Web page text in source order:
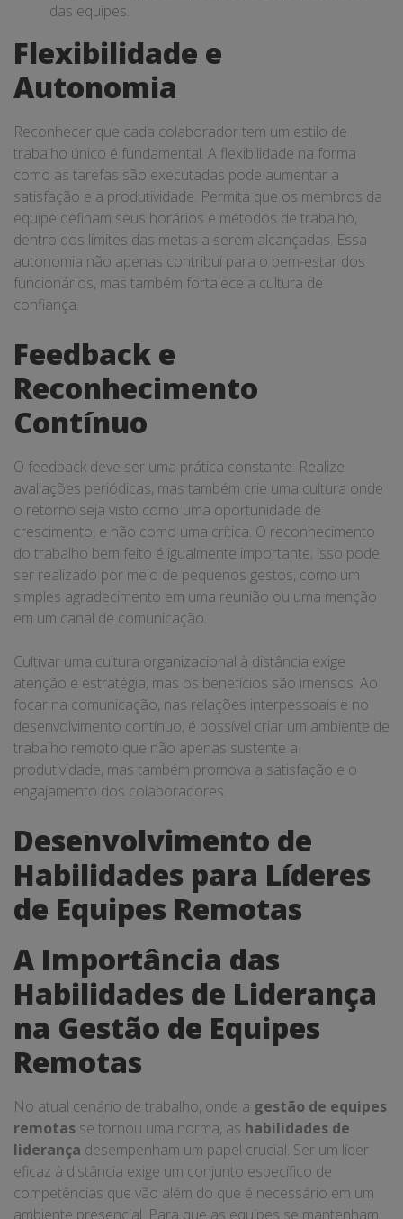
das equipes.
Flexibilidade e
Autonomia
Reconhecer que cada colaborador tem um estilo de
trabalho único é fundamental. A flexibilidade na forma
como as tarefas são executadas pode aumentar a
satisfação e a produtividade. Permita que os membros da
equipe definam seus horários e métodos de trabalho,
dentro dos limites das metas a serem alcançadas. Essa
autonomia não apenas contribui para o bem-estar dos
funcionários, mas também fortalece a cultura de
confiança.
Feedback e
Reconhecimento
Contínuo
O feedback deve ser uma prática constante. Realize
avaliações periódicas, mas também crie uma cultura onde
o retorno seja visto como uma oportunidade de
crescimento, e não como uma crítica. O reconhecimento
do trabalho bem feito é igualmente importante; isso pode
ser realizado por meio de pequenos gestos, como um
simples agradecimento em uma reunião ou uma menção
em um canal de comunicação.
Cultivar uma cultura organizacional à distância exige
atenção e estratégia, mas os benefícios são imensos. Ao
focar na comunicação, nas relações interpessoais e no
desenvolvimento contínuo, é possível criar um ambiente de
trabalho remoto que não apenas sustente a
produtividade, mas também promova a satisfação e o
engajamento dos colaboradores.
Desenvolvimento de
Habilidades para Líderes
de Equipes Remotas
A Importância das
Habilidades de Liderança
na Gestão de Equipes
Remotas
No atual cenário de trabalho, onde a gestão de equipes
remotas se tornou uma norma, as habilidades de
liderança desempenham um papel crucial. Ser um líder
eficaz à distância exige um conjunto específico de
competências que vão além do que é necessário em um
ambiente presencial. Para que as equipes se mantenham